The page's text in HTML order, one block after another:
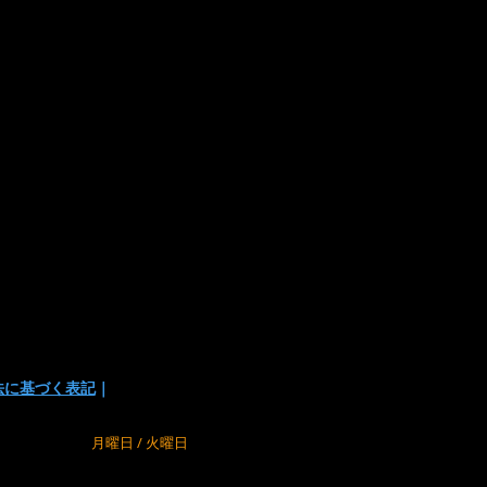
基づく表記｜
月曜日 / 火曜日